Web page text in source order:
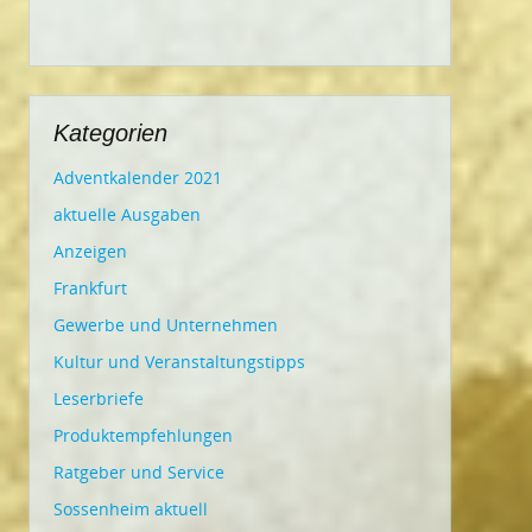
Kategorien
Adventkalender 2021
aktuelle Ausgaben
Anzeigen
Frankfurt
Gewerbe und Unternehmen
Kultur und Veranstaltungstipps
Leserbriefe
Produktempfehlungen
Ratgeber und Service
Sossenheim aktuell